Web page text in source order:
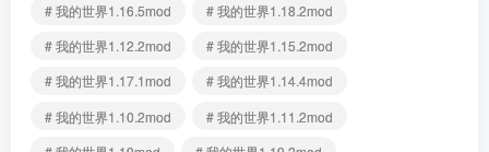
# 我的世界1.16.5mod
# 我的世界1.18.2mod
# 我的世界1.12.2mod
# 我的世界1.15.2mod
# 我的世界1.17.1mod
# 我的世界1.14.4mod
# 我的世界1.10.2mod
# 我的世界1.11.2mod